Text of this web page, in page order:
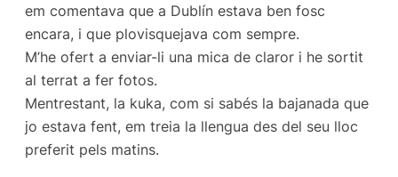
em comentava que a Dublín estava ben fosc
encara, i que plovisquejava com sempre.
M’he ofert a enviar-li una mica de claror i he sortit
al terrat a fer fotos.
Mentrestant, la kuka, com si sabés la bajanada que
jo estava fent, em treia la llengua des del seu lloc
preferit pels matins.